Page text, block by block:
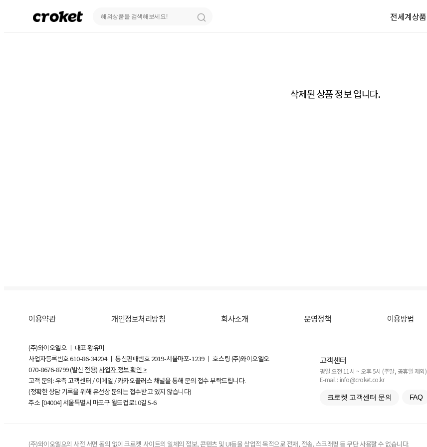
전세계상품
삭제된 상품 정보 입니다.
이용약관 개인정보처리방침 회사소개 운영정책 이용방법
(주)와이오엘오 ㅣ 대표 황유미
사업자등록번호610-86-34204ㅣ 통신판매번호 2019-서울마포-1239 ㅣ 호스팅 (주)와이오엘오
070-8676-8799 (발신 전용) 사업자 정보 확인 >
고객 문의: 우측 고객센터 / 이메일 / 카카오플러스 채널을 통해 문의 접수 부탁드립니다.
(정확한 상담 기록을 위해 유선상 문의는 접수받고 있지 않습니다)
주소 [04004] 서울특별시 마포구 월드컵로10길5-6
고객센터
평일 오전 11시 ~ 오후 5시 (주말, 공휴일 제외)
E-mail : info@croket.co.kr
크로켓 고객센터 문의 FAQ
(주)와이오엘오의 사전 서면 동의 없이 크로켓 사이트의 일체의 정보, 콘텐츠 및 UI등을 상업적 목적으로 전재, 전송, 스크래핑 등 무단 사용할 수 없습니다.